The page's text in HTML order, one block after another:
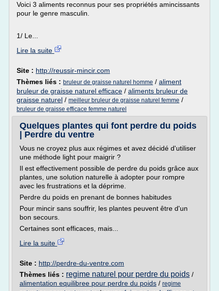
Voici 3 aliments reconnus pour ses propriétés amincissants
pour le genre masculin.
1/ Le...
Lire la suite
Site : http://reussir-mincir.com
Thèmes liés : bruleur de graisse naturel homme / aliment
bruleur de graisse naturel efficace / aliments bruleur de
graisse naturel / meilleur bruleur de graisse naturel femme /
bruleur de graisse efficace femme naturel
Quelques plantes qui font perdre du poids
| Perdre du ventre
Vous ne croyez plus aux régimes et avez décidé d'utiliser
une méthode light pour maigrir ?
Il est effectivement possible de perdre du poids grâce aux
plantes, une solution naturelle à adopter pour rompre
avec les frustrations et la déprime.
Perdre du poids en prenant de bonnes habitudes
Pour mincir sans souffrir, les plantes peuvent être d'un
bon secours.
Certaines sont efficaces, mais...
Lire la suite
Site : http://perdre-du-ventre.com
Thèmes liés : regime naturel pour perdre du poids /
alimentation equilibree pour perdre du poids / regime